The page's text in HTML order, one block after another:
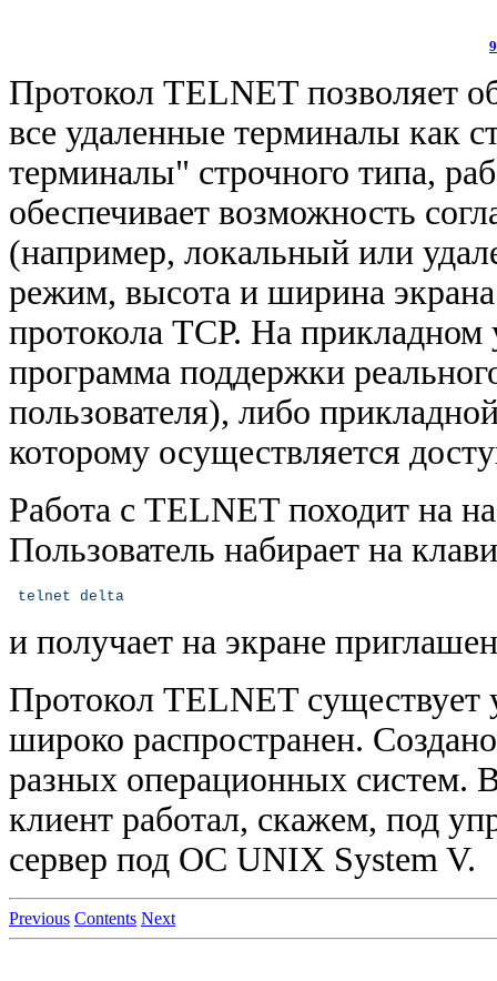
Протокол TELNET позволяет
все удаленные терминалы как
терминалы" строчного типа,
обеспечивает возможность
(например, локальный или
режим, высота и ширина
протокола TCP. На
программа поддержки
пользователя), либо
которому осуществляется
Работа с TELNET походит на
Пользователь набирает на
telnet delta
и получает на экране
Протокол TELNET
широко распространен.
разных операционных систем.
клиент работал, скажем, под
сервер под ОС UNIX System V.
Previous Contents Next